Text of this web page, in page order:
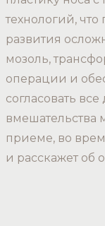
технологий,
развития
мозоль,
операции и
согласовать
вмешательства
приеме, во
и расскажет об